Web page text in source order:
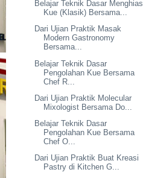
Belajar Teknik Dasar Menghias
Kue (Klasik) Bersama...
Dari Ujian Praktik Masak
Modern Gastronomy
Bersama...
Belajar Teknik Dasar
Pengolahan Kue Bersama
Chef R...
Dari Ujian Praktik Molecular
Mixologist Bersama Do...
Belajar Teknik Dasar
Pengolahan Kue Bersama
Chef O...
Dari Ujian Praktik Buat Kreasi
Pastry di Kitchen G...